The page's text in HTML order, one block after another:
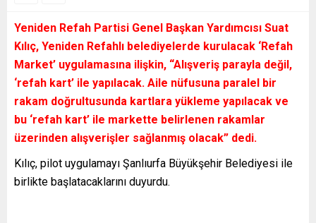
Yeniden Refah Partisi Genel Başkan Yardımcısı Suat
Kılıç, Yeniden Refahlı belediyelerde kurulacak ‘Refah
Market’ uygulamasına ilişkin, “Alışveriş parayla değil,
‘refah kart’ ile yapılacak. Aile nüfusuna paralel bir
rakam doğrultusunda kartlara yükleme yapılacak ve
bu ‘refah kart’ ile markette belirlenen rakamlar
üzerinden alışverişler sağlanmış olacak” dedi.
Kılıç, pilot uygulamayı Şanlıurfa Büyükşehir Belediyesi ile
birlikte başlatacaklarını duyurdu.